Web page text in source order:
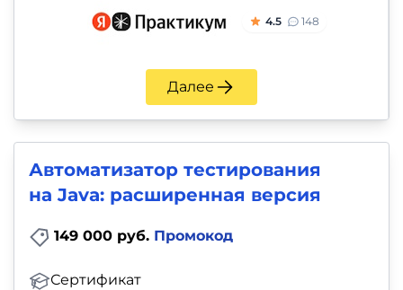
4.5 148
Далее
Автоматизатор тестирования
на Java: расширенная версия
149 000 руб. Промокод
Сертификат